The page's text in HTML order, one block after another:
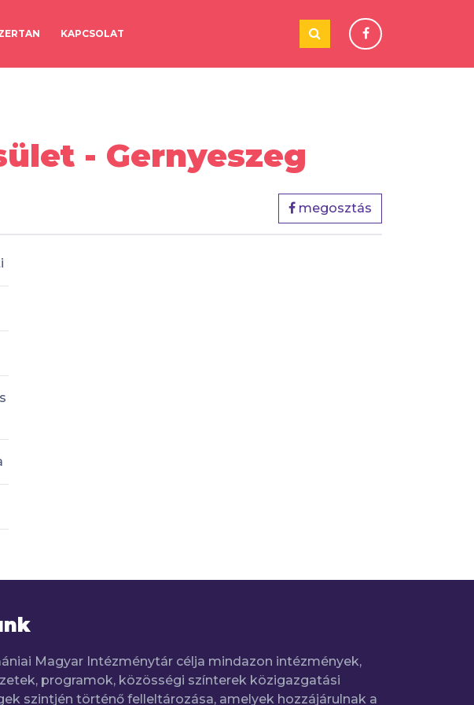
KAPCSOLAT
- Gernyeszeg
megosztás
Magyar Intézménytár célja mindazon intézmények,
programok, közösségi színterek közigazgatási
szintjén történő felleltározása, amelyek hozzájárulnak a